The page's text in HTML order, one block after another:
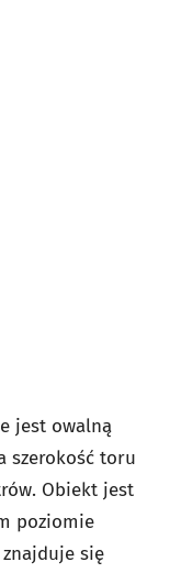
jest owalną
szerokość toru
Obiekt jest
poziomie
się